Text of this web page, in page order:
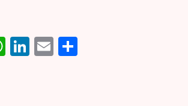
WhatsApp
LinkedIn
EmailShare